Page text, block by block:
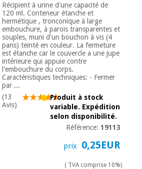
Matériel de
protection
essentiel
pour les
coronavirus
Aérobic,
fitness
et
pilates
Académie
Tech
Fisaude
Mobilier
clinique
Armoires
thérapeutiques
Matériel de
protection
essentiel
Récipient à urine d'une capacité de
120 ml. Conteneur étanche et
hermétique , tronconique à large
embouchure, à parois transparentes et
souples, muni d'un bouchon à vis (4
pans) teinté en couleur. La fermeture
est étanche car le couvercle a une jupe
intérieure qui appuie contre
l'embouchure du corps.
Caractéristiques techniques: - Fermer
par ...
(13
Avis)
Produit à stock
variable. Expédition
selon disponibilité.
Référence:19113
prix 0,25EUR
( TVA comprise 10%)